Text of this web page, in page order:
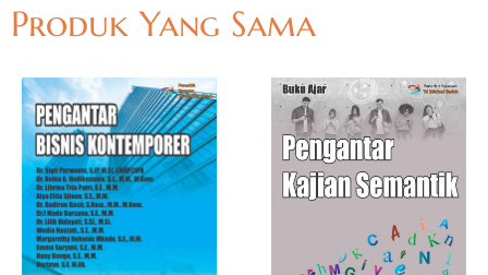
Produk Yang Sama